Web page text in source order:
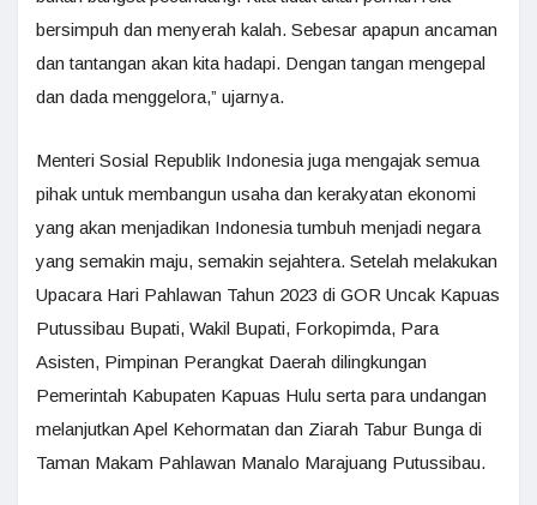
bersimpuh dan menyerah kalah. Sebesar apapun ancaman
dan tantangan akan kita hadapi. Dengan tangan mengepal
dan dada menggelora,” ujarnya.
Menteri Sosial Republik Indonesia juga mengajak semua
pihak untuk membangun usaha dan kerakyatan ekonomi
yang akan menjadikan Indonesia tumbuh menjadi negara
yang semakin maju, semakin sejahtera. Setelah melakukan
Upacara Hari Pahlawan Tahun 2023 di GOR Uncak Kapuas
Putussibau Bupati, Wakil Bupati, Forkopimda, Para
Asisten, Pimpinan Perangkat Daerah dilingkungan
Pemerintah Kabupaten Kapuas Hulu serta para undangan
melanjutkan Apel Kehormatan dan Ziarah Tabur Bunga di
Taman Makam Pahlawan Manalo Marajuang Putussibau.